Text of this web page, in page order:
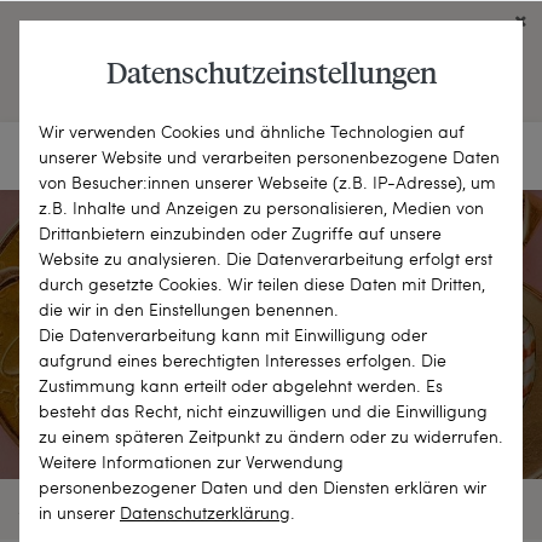
OPEN ENGLISH WEBSITE
Antike Medaillons
MEIN SCHATZ
57 OBJEKTE
Datenschutzeinstellungen
Wir verwenden Cookies und ähnliche Technologien auf
unserer Website und verarbeiten personenbezogene Daten
von Besucher:innen unserer Webseite (z.B. IP-Adresse), um
z.B. Inhalte und Anzeigen zu personalisieren, Medien von
Drittanbietern einzubinden oder Zugriffe auf unsere
Website zu analysieren. Die Datenverarbeitung erfolgt erst
durch gesetzte Cookies. Wir teilen diese Daten mit Dritten,
die wir in den Einstellungen benennen.
Die Datenverarbeitung kann mit Einwilligung oder
aufgrund eines berechtigten Interesses erfolgen. Die
Zustimmung kann erteilt oder abgelehnt werden. Es
besteht das Recht, nicht einzuwilligen und die Einwilligung
zu einem späteren Zeitpunkt zu ändern oder zu widerrufen.
Weitere Informationen zur Verwendung
personenbezogener Daten und den Diensten erklären wir
in unserer Daten­schutz­erklärung.